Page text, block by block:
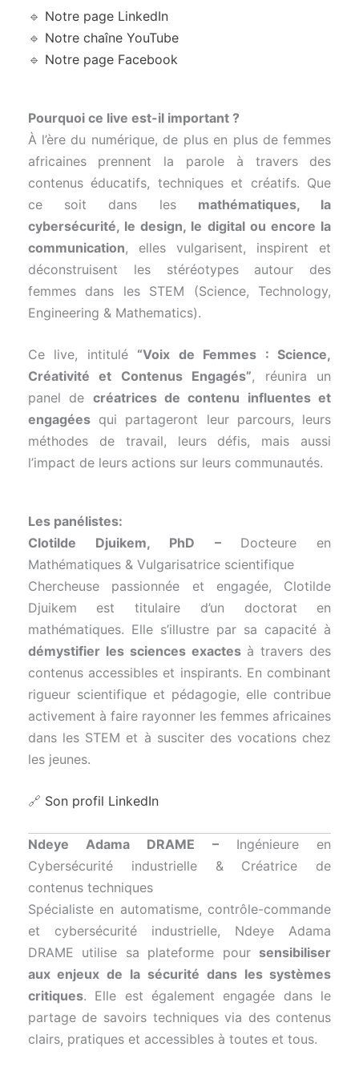
🔹 Notre page LinkedIn
🔹 Notre chaîne YouTube
🔹 Notre page Facebook
Pourquoi ce live est-il important ?
À l’ère du numérique, de plus en plus de femmes
africaines prennent la parole à travers des
contenus éducatifs, techniques et créatifs. Que
ce soit dans les mathématiques, la
cybersécurité, le design, le digital ou encore la
communication, elles vulgarisent, inspirent et
déconstruisent les stéréotypes autour des
femmes dans les STEM (Science, Technology,
Engineering & Mathematics).
Ce live, intitulé “Voix de Femmes : Science,
Créativité et Contenus Engagés”, réunira un
panel de créatrices de contenu influentes et
engagéesqui partageront leur parcours, leurs
méthodes de travail, leurs défis, mais aussi
l’impact de leurs actions sur leurs communautés.
Les panélistes:
Clotilde Djuikem, PhD – Docteure en
Mathématiques & Vulgarisatrice scientifique
Chercheuse passionnée et engagée, Clotilde
Djuikem est titulaire d’un doctorat en
mathématiques. Elle s’illustre par sa capacité à
démystifier les sciences exactesà travers des
contenus accessibles et inspirants. En combinant
rigueur scientifique et pédagogie, elle contribue
activement à faire rayonner les femmes africaines
dans les STEM et à susciter des vocations chez
les jeunes.
🔗 Son profil LinkedIn
Ndeye Adama DRAME –Ingénieure en
Cybersécurité industrielle & Créatrice de
contenus techniques
Spécialiste en automatisme, contrôle-commande
et cybersécurité industrielle, Ndeye Adama
DRAME utilise sa plateforme pour sensibiliser
aux enjeux de la sécurité dans les systèmes
critiques. Elle est également engagée dans le
partage de savoirs techniques via des contenus
clairs, pratiques et accessibles à toutes et tous.